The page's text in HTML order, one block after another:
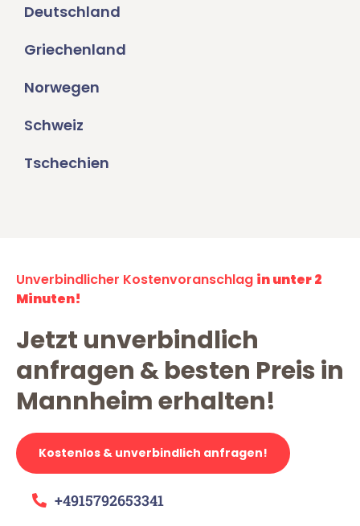
Deutschland
Griechenland
Norwegen
Schweiz
Tschechien
Unverbindlicher Kostenvoranschlag in unter 2
Minuten!
Jetzt unverbindlich
anfragen & besten Preis in
Mannheim erhalten!
Kostenlos & unverbindlich anfragen!
+4915792653341